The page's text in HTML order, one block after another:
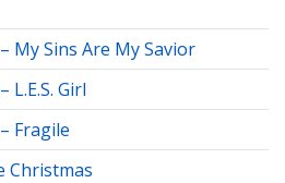
– My Sins Are My Savior
– L.E.S. Girl
– Fragile
Christmas